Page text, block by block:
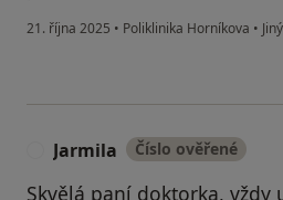
21. října 2025 • Poliklinika Horníkova • Jiný
Jarmila Číslo ověřené
Skvělá paní doktorka, vždy